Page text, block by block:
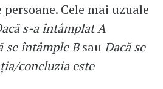
Cele mai uzuale
s-a întâmplat A
se întâmple BsauDacă se
concluzia este